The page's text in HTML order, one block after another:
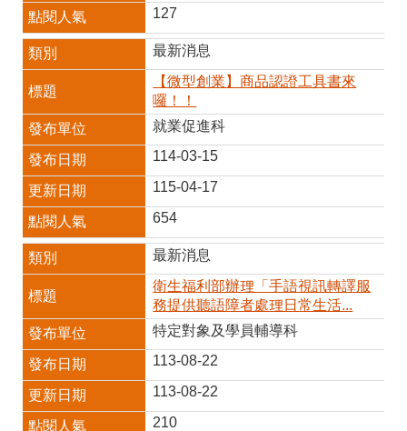
127
最新消息
【微型創業】商品認證工具書來
囉！！
就業促進科
114-03-15
115-04-17
654
最新消息
衛生福利部辦理「手語視訊轉譯服
務提供聽語障者處理日常生活...
特定對象及學員輔導科
113-08-22
113-08-22
210